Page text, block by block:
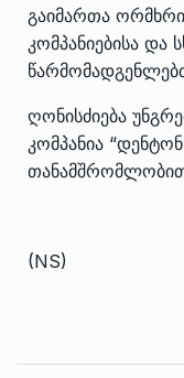
გაიმართა
კომპანიებისა და
ღონისძიება
კომპანია
(NS)